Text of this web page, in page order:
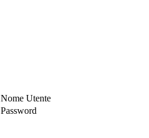
Nome Utente
Password